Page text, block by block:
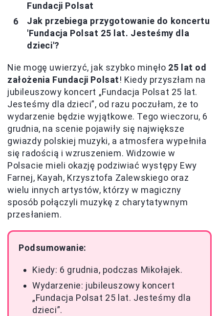
Fundacji Polsat
Jak przebiega przygotowanie do koncertu
'Fundacja Polsat 25 lat. Jesteśmy dla
dzieci'?
Nie mogę uwierzyć, jak szybko minęło 25 lat od
założenia Fundacji Polsat! Kiedy przyszłam na
jubileuszowy koncert „Fundacja Polsat 25 lat.
Jesteśmy dla dzieci”, od razu poczułam, że to
wydarzenie będzie wyjątkowe. Tego wieczoru, 6
grudnia, na scenie pojawiły się największe
gwiazdy polskiej muzyki, a atmosfera wypełniła
się radością i wzruszeniem. Widzowie w
Polsacie mieli okazję podziwiać występy Ewy
Farnej, Kayah, Krzysztofa Zalewskiego oraz
wielu innych artystów, którzy w magiczny
sposób połączyli muzykę z charytatywnym
przesłaniem.
Podsumowanie:
Kiedy: 6 grudnia, podczas Mikołajek.
Wydarzenie: jubileuszowy koncert
„Fundacja Polsat 25 lat. Jesteśmy dla
dzieci”.